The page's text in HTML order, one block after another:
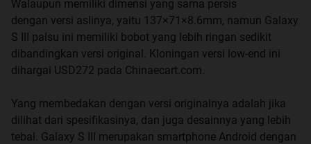
Walaupun memiliki dimensi yang sama persis
dengan versi aslinya, yaitu 137×71×8.6mm, namun Galaxy
S III palsu ini memiliki bobot yang lebih ringan sedikit
dibandingkan versi original. Kloningan versi low-end ini
dihargai USD272 pada Chinaecart.com.
Yang membedakan dengan versi originalnya adalah jika
dilihat dari spesifikasinya, dan juga desainnya yang lebih
tebal. Galaxy S III merupakan smartphone Android dengan